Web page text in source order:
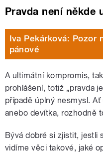
Pravda není někde
Iva Pekárková: Pozor
pánové
A ultimátní kompromis,
prohlášení, totiž „pravda
případě úplný nesmysl.
anebo devítka, rozhodně
Bývá dobré si zjistit, jestli
vidíme věci takové, jaké